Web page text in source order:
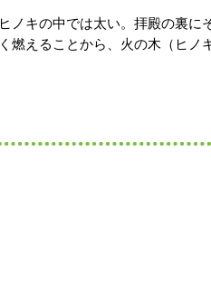
ノキの中では太い。拝殿の裏に
燃えることから、火の木（ヒノ